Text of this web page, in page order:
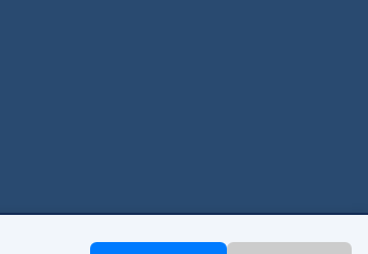
техникум»